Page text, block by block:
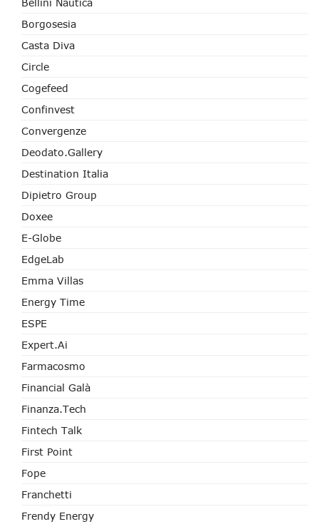
Bellini Nautica
Borgosesia
Casta Diva
Circle
Cogefeed
Confinvest
Convergenze
Deodato.Gallery
Destination Italia
Dipietro Group
Doxee
E-Globe
EdgeLab
Emma Villas
Energy Time
ESPE
Expert.ai
Farmacosmo
Financial Galà
Finanza.tech
Fintech Talk
First Point
Fope
Franchetti
Frendy Energy